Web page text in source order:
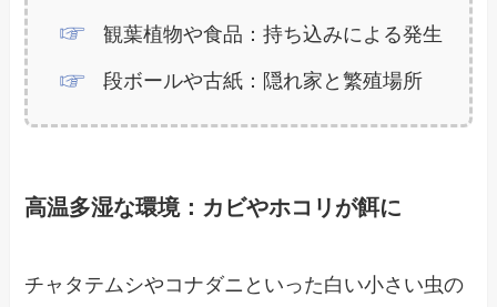
観葉植物や食品：持ち込みによる発生
段ボールや古紙：隠れ家と繁殖場所
高温多湿な環境：カビやホコリが餌に
チャタテムシやコナダニといった白い小さい虫の